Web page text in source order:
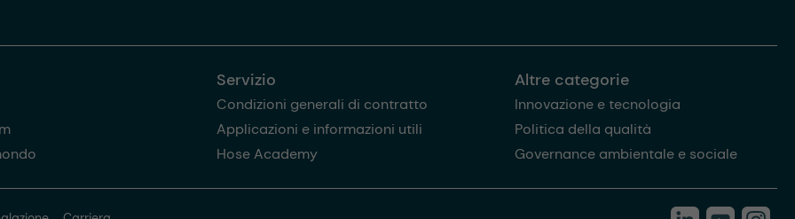
Servizio
Condizioni generali di contratto
Applicazioni e informazioni utili
Hose Academy
Altre categorie
Innovazione e tecnologia
Politica della qualità
Governance ambientale e sociale